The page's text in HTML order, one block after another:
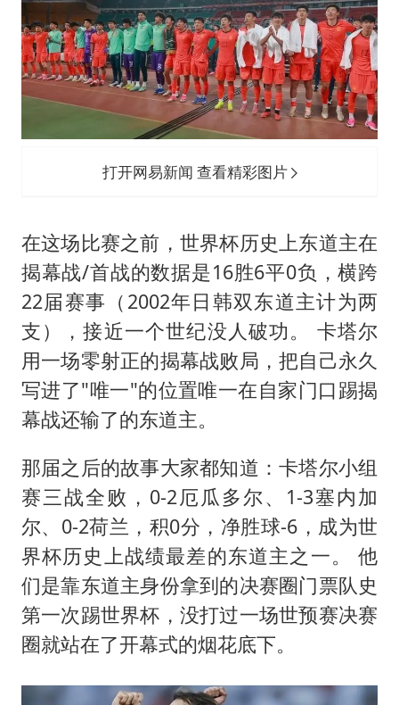
打开网易新闻 查看精彩图片
在这场比赛之前，世界杯历史上东道主在
揭幕战/首战的数据是16胜6平0负，横跨
22届赛事（2002年日韩双东道主计为两
支），接近一个世纪没人破功。 卡塔尔
用一场零射正的揭幕战败局，把自己永久
写进了"唯一"的位置唯一在自家门口踢揭
幕战还输了的东道主。
那届之后的故事大家都知道：卡塔尔小组
赛三战全败，0-2厄瓜多尔、1-3塞内加
尔、0-2荷兰，积0分，净胜球-6，成为世
界杯历史上战绩最差的东道主之一。 他
们是靠东道主身份拿到的决赛圈门票队史
第一次踢世界杯，没打过一场世预赛决赛
圈就站在了开幕式的烟花底下。